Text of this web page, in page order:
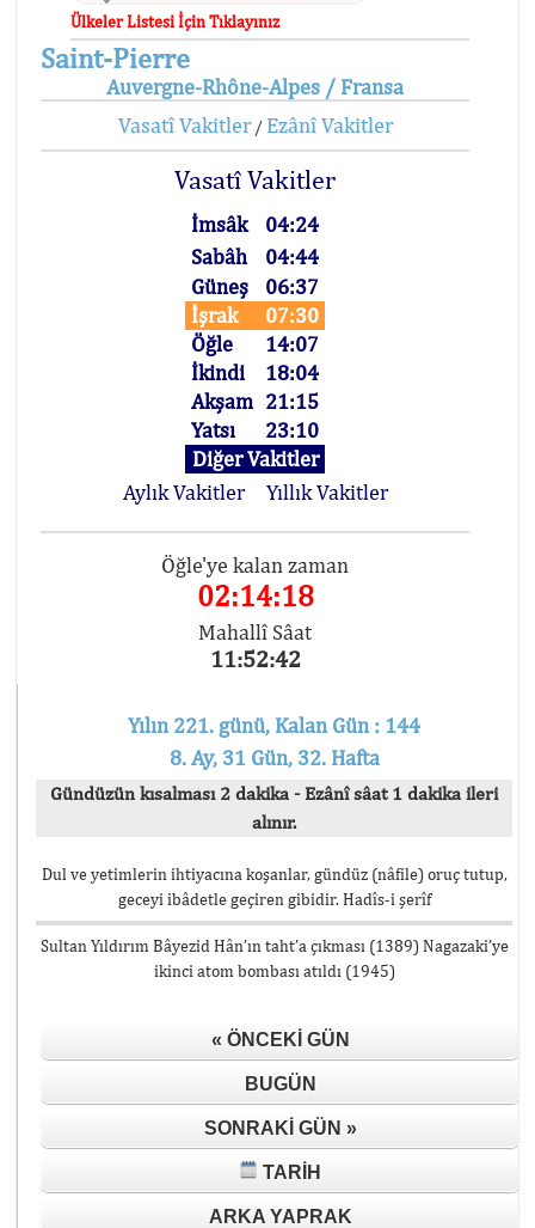
Ülkeler Listesi İçin Tıklayınız
Saint-Pierre
Auvergne-Rhône-Alpes / Fransa
Vasatî Vakitler/ Ezânî Vakitler
Vasatî Vakitler
İmsâk
04:24
Sabâh
04:44
Güneş
06:37
İşrak
07:30
Öğle
14:07
İkindi
18:04
Akşam 21:15
Yatsı
23:10
Diğer Vakitler
Aylık Vakitler
Yıllık Vakitler
Öğle'ye kalan zaman
02:14:18
Mahallî Sâat
11:52:42
Yılın 221. günü, Kalan Gün : 144
8. Ay, 31 Gün, 32. Hafta
Gündüzün kısalması 2 dakika - Ezânî sâat 1 dakika ileri
alınır.
Dul ve yetimlerin ihtiyacına koşanlar, gündüz (nâfile) oruç tutup,
geceyi ibâdetle geçiren gibidir. Hadîs-i şerîf
Sultan Yıldırım Bâyezid Hân’ın taht’a çıkması (1389) Nagazaki’ye
ikinci atom bombası atıldı (1945)
« ÖNCEKI GÜN
BUGÜN
SONRAKI GÜN »
TARIH
ARKA YAPRAK